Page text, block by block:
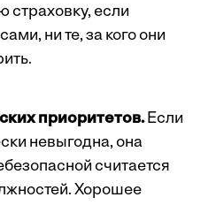
страховку, если
ни те, за кого они
приоритетов.Если
невыгодна, она
считается
Хорошее